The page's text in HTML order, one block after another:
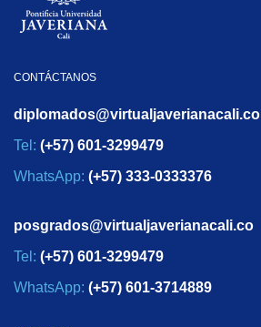
CONTÁCTANOS
diplomados@virtualjaverianacali.co
Tel: (+57) 601-3299479
WhatsApp: (+57) 333-0333376
posgrados@virtualjaverianacali.co
Tel: (+57) 601-3299479
WhatsApp: (+57) 601-3714889